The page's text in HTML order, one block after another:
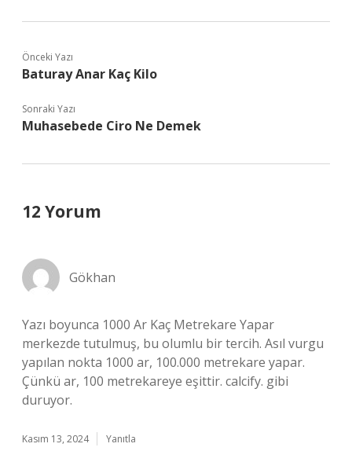
Önceki Yazı
Baturay Anar Kaç Kilo
Sonraki Yazı
Muhasebede Ciro Ne Demek
12 Yorum
Gökhan
Yazı boyunca 1000 Ar Kaç Metrekare Yapar
merkezde tutulmuş, bu olumlu bir tercih. Asıl vurgu
yapılan nokta 1000 ar, 100.000 metrekare yapar.
Çünkü ar, 100 metrekareye eşittir. calcify. gibi
duruyor.
Kasım 13, 2024 Yanıtla